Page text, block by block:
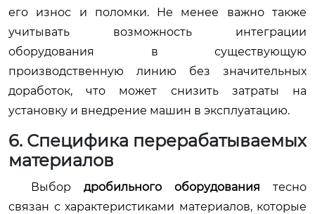
его износ и поломки. Не менее важно также
учитывать возможность интеграции
оборудования в существующую
производственную линию без значительных
доработок, что может снизить затраты на
установку и внедрение машин в эксплуатацию.
6. Специфика перерабатываемых
материалов
Выбор дробильного оборудования тесно
связан с характеристиками материалов, которые